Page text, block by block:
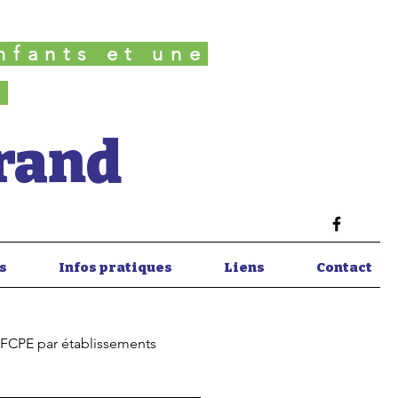
et une
Infos pratiques Liens Contact
par établissements